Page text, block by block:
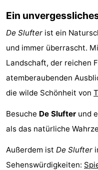
Wandern
-
Reiten
-
Surfen
-
Wattwandern
-
Essen
und
Veranstaltungen
Ein
De Slufter ist ein
und immer überrascht.
Landschaft, der reichen
atemberaubenden
die wilde Schönheit von
Besuche De Slufter und
als das natürliche
Außerdem ist De Slufter
Sehenswürdigkeiten: